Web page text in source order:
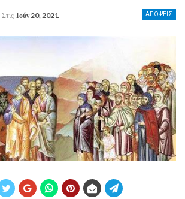
ΑΠΟΨΕΙΣ
Στις Ιούν 20, 2021